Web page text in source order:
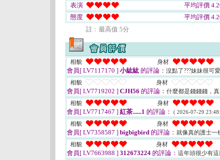
表演
平均評價
態度
平均評價
註﹕最高值 5分
相貌 身材
會員[ LV7117170 ] 小紘紘 的評論： 沒點了???妹妹很可
相貌
身材
會員[ LV7719202 ] CJH56 的評論： 什麼都是錢錢錢，
相貌
身材
會員[ LV7717467 ] 紅茶......1 的評論： ( 2026-07-29
相貌 身材
會員[ LV7358587 ] bigbigbird 的評論： 就像真的護士一
相貌
身材
會員[ LV7663988 ] 312673224 的評論： 這年頭很少有